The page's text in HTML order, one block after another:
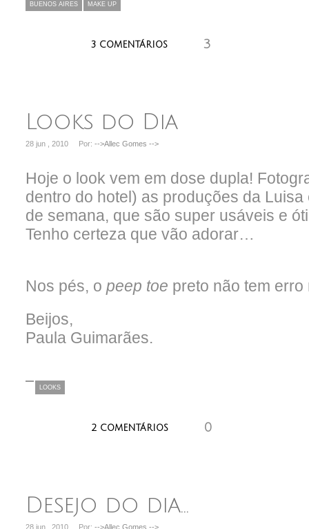
BUENOS AIRES MAKE UP
3 COMENTÁRIOS 3
Looks do Dia
28 jun , 2010 Por: -->Allec Gomes -->
Hoje o look vem em dose dupla!
dentro do hotel) as produções da
de semana, que são super usáveis e
Tenho certeza que vão adorar…
Nos pés, o peep toe preto não tem erro
Beijos,
Paula Guimarães.
LOOKS
2 COMENTÁRIOS 0
Desejo do dia…
28 jun , 2010 Por: -->Allec Gomes -->